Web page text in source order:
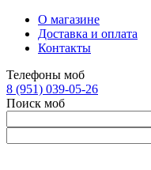
О магазине
Доставка и оплата
Контакты
Телефоны моб
8 (951) 039-05-26
Поиск моб